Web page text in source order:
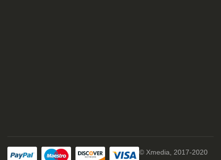
© Xmedia, 2017-2020